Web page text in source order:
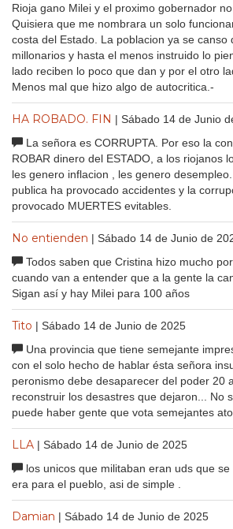
Rioja gano Milei y el proximo gobernador
Quisiera que me nombrara un solo
costa del Estado. La poblacion ya se canso
millonarios y hasta el menos instruido lo
lado reciben lo poco que dan y por el otro
Menos mal que hizo algo de autocritica.-
HA ROBADO. FIN | Sábado 14 de Junio
La señora es CORRUPTA. Por eso la
ROBAR dinero del ESTADO, a los riojanos
les genero inflacion , les genero
publica ha provocado accidentes y la
provocado MUERTES evitables.
No entienden | Sábado 14 de Junio de
Todos saben que Cristina hizo mucho
cuando van a entender que a la gente la
Sigan así y hay Milei para 100 años
Tito | Sábado 14 de Junio de 2025
Una provincia que tiene semejante
con el solo hecho de hablar ésta señora
peronismo debe desaparecer del poder 20
reconstruir los desastres que dejaron... No
puede haber gente que vota semejantes
LLA | Sábado 14 de Junio de 2025
los unicos que militaban eran uds que
era para el pueblo, asi de simple .
Damian | Sábado 14 de Junio de 2025